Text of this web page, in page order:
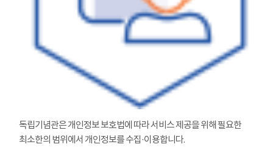
독립기념관은 개인정보 보호법에 따라 서비스 제공을 위해 필요한
최소한의 범위에서 개인정보를 수집·이용합니다.